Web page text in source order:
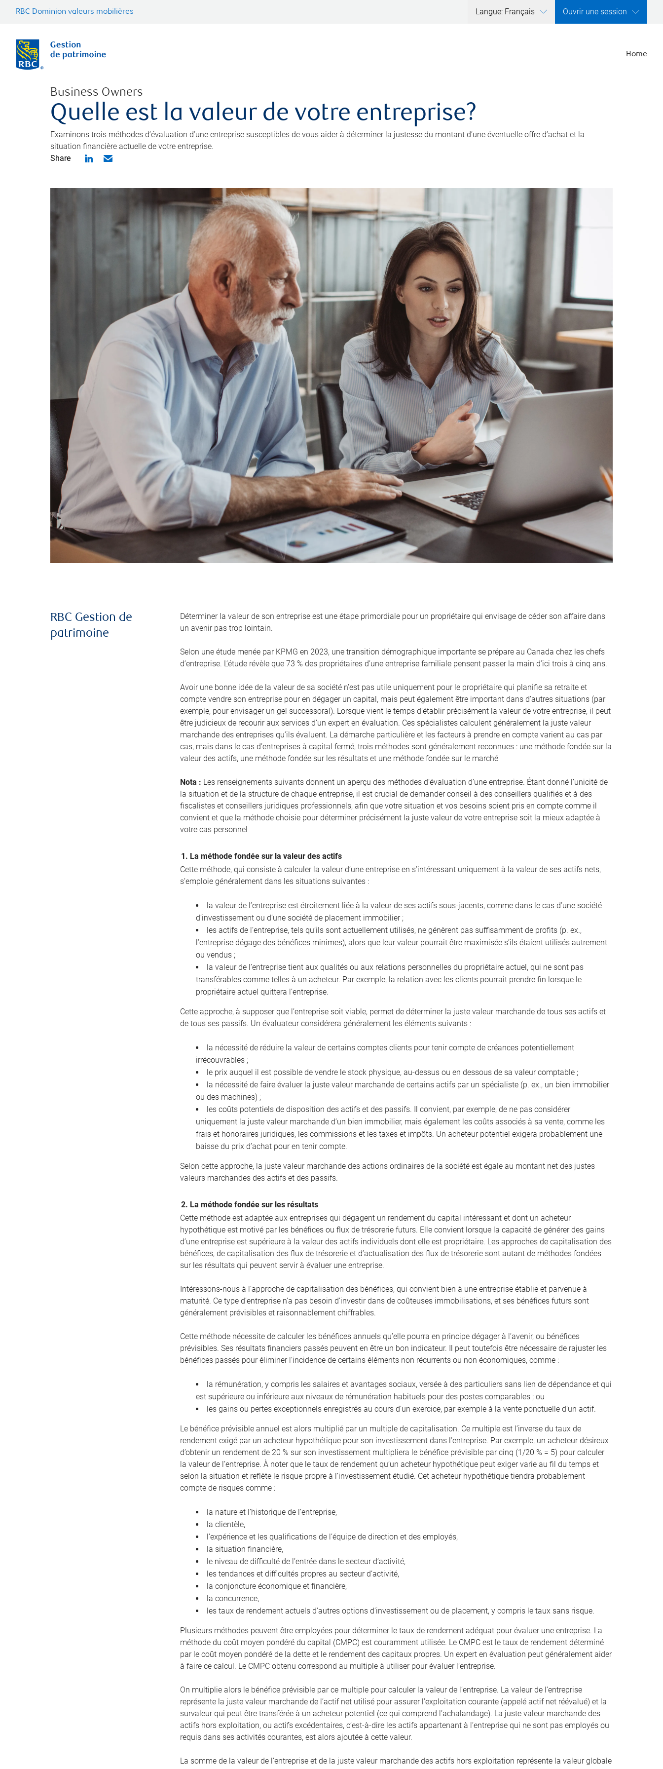
RBC Dominion valeurs mobilières Langue: Français Ouvrir une session
Home
Business Owners
Quelle est la valeur de votre entreprise?
Examinons trois méthodes d’évaluation d’une entreprise susceptibles de vous aider à déterminer la justesse du montant d’une éventuelle offre d’achat et la
situation financière actuelle de votre entreprise.
Share
RBC Gestion de
patrimoine
Déterminer la valeur de son entreprise est une étape primordiale pour un propriétaire qui envisage de céder son affaire dans
un avenir pas trop lointain.
Selon une étude menée par KPMG en 2023, une transition démographique importante se prépare au Canada chez les chefs
d’entreprise. L’étude révèle que 73 % des propriétaires d’une entreprise familiale pensent passer la main d’ici trois à cinq ans.
Avoir une bonne idée de la valeur de sa société n’est pas utile uniquement pour le propriétaire qui planifie sa retraite et
compte vendre son entreprise pour en dégager un capital, mais peut également être important dans d’autres situations (par
exemple, pour envisager un gel successoral). Lorsque vient le temps d’établir précisément la valeur de votre entreprise, il peut
être judicieux de recourir aux services d’un expert en évaluation. Ces spécialistes calculent généralement la juste valeur
marchande des entreprises qu’ils évaluent. La démarche particulière et les facteurs à prendre en compte varient au cas par
cas, mais dans le cas d’entreprises à capital fermé, trois méthodes sont généralement reconnues : une méthode fondée sur la
valeur des actifs, une méthode fondée sur les résultats et une méthode fondée sur le marché
Nota : Les renseignements suivants donnent un aperçu des méthodes d’évaluation d’une entreprise. Étant donné l’unicité de
la situation et de la structure de chaque entreprise, il est crucial de demander conseil à des conseillers qualifiés et à des
fiscalistes et conseillers juridiques professionnels, afin que votre situation et vos besoins soient pris en compte comme il
convient et que la méthode choisie pour déterminer précisément la juste valeur de votre entreprise soit la mieux adaptée à
votre cas personnel
1. La méthode fondée sur la valeur des actifs
Cette méthode, qui consiste à calculer la valeur d’une entreprise en s’intéressant uniquement à la valeur de ses actifs nets,
s’emploie généralement dans les situations suivantes :
la valeur de l’entreprise est étroitement liée à la valeur de ses actifs sous-jacents, comme dans le cas d’une société
d’investissement ou d’une société de placement immobilier ;
les actifs de l’entreprise, tels qu’ils sont actuellement utilisés, ne génèrent pas suffisamment de profits (p. ex.,
l’entreprise dégage des bénéfices minimes), alors que leur valeur pourrait être maximisée s’ils étaient utilisés autrement
ou vendus ;
la valeur de l’entreprise tient aux qualités ou aux relations personnelles du propriétaire actuel, qui ne sont pas
transférables comme telles à un acheteur. Par exemple, la relation avec les clients pourrait prendre fin lorsque le
propriétaire actuel quittera l’entreprise.
Cette approche, à supposer que l’entreprise soit viable, permet de déterminer la juste valeur marchande de tous ses actifs et
de tous ses passifs. Un évaluateur considérera généralement les éléments suivants :
la nécessité de réduire la valeur de certains comptes clients pour tenir compte de créances potentiellement
irrécouvrables ;
le prix auquel il est possible de vendre le stock physique, au-dessus ou en dessous de sa valeur comptable ;
la nécessité de faire évaluer la juste valeur marchande de certains actifs par un spécialiste (p. ex., un bien immobilier
ou des machines) ;
les coûts potentiels de disposition des actifs et des passifs. Il convient, par exemple, de ne pas considérer
uniquement la juste valeur marchande d’un bien immobilier, mais également les coûts associés à sa vente, comme les
frais et honoraires juridiques, les commissions et les taxes et impôts. Un acheteur potentiel exigera probablement une
baisse du prix d’achat pour en tenir compte.
Selon cette approche, la juste valeur marchande des actions ordinaires de la société est égale au montant net des justes
valeurs marchandes des actifs et des passifs.
2. La méthode fondée sur les résultats
Cette méthode est adaptée aux entreprises qui dégagent un rendement du capital intéressant et dont un acheteur
hypothétique est motivé par les bénéfices ou flux de trésorerie futurs. Elle convient lorsque la capacité de générer des gains
d’une entreprise est supérieure à la valeur des actifs individuels dont elle est propriétaire. Les approches de capitalisation des
bénéfices, de capitalisation des flux de trésorerie et d’actualisation des flux de trésorerie sont autant de méthodes fondées
sur les résultats qui peuvent servir à évaluer une entreprise.
Intéressons-nous à l’approche de capitalisation des bénéfices, qui convient bien à une entreprise établie et parvenue à
maturité. Ce type d’entreprise n’a pas besoin d’investir dans de coûteuses immobilisations, et ses bénéfices futurs sont
généralement prévisibles et raisonnablement chiffrables.
Cette méthode nécessite de calculer les bénéfices annuels qu’elle pourra en principe dégager à l’avenir, ou bénéfices
prévisibles. Ses résultats financiers passés peuvent en être un bon indicateur. Il peut toutefois être nécessaire de rajuster les
bénéfices passés pour éliminer l’incidence de certains éléments non récurrents ou non économiques, comme :
la rémunération, y compris les salaires et avantages sociaux, versée à des particuliers sans lien de dépendance et qui
est supérieure ou inférieure aux niveaux de rémunération habituels pour des postes comparables ; ou
les gains ou pertes exceptionnels enregistrés au cours d’un exercice, par exemple à la vente ponctuelle d’un actif.
Le bénéfice prévisible annuel est alors multiplié par un multiple de capitalisation. Ce multiple est l’inverse du taux de
rendement exigé par un acheteur hypothétique pour son investissement dans l’entreprise. Par exemple, un acheteur désireux
d’obtenir un rendement de 20 % sur son investissement multipliera le bénéfice prévisible par cinq (1/20 % = 5) pour calculer
la valeur de l’entreprise. À noter que le taux de rendement qu’un acheteur hypothétique peut exiger varie au fil du temps et
selon la situation et reflète le risque propre à l’investissement étudié. Cet acheteur hypothétique tiendra probablement
compte de risques comme :
la nature et l’historique de l’entreprise,
la clientèle,
l’expérience et les qualifications de l’équipe de direction et des employés,
la situation financière,
le niveau de difficulté de l’entrée dans le secteur d’activité,
les tendances et difficultés propres au secteur d’activité,
la conjoncture économique et financière,
la concurrence,
les taux de rendement actuels d’autres options d’investissement ou de placement, y compris le taux sans risque.
Plusieurs méthodes peuvent être employées pour déterminer le taux de rendement adéquat pour évaluer une entreprise. La
méthode du coût moyen pondéré du capital (CMPC) est couramment utilisée. Le CMPC est le taux de rendement déterminé
par le coût moyen pondéré de la dette et le rendement des capitaux propres. Un expert en évaluation peut généralement aider
à faire ce calcul. Le CMPC obtenu correspond au multiple à utiliser pour évaluer l’entreprise.
On multiplie alors le bénéfice prévisible par ce multiple pour calculer la valeur de l’entreprise. La valeur de l’entreprise
représente la juste valeur marchande de l’actif net utilisé pour assurer l’exploitation courante (appelé actif net réévalué) et la
survaleur qui peut être transférée à un acheteur potentiel (ce qui comprend l’achalandage). La juste valeur marchande des
actifs hors exploitation, ou actifs excédentaires, c’est-à-dire les actifs appartenant à l’entreprise qui ne sont pas employés ou
requis dans ses activités courantes, est alors ajoutée à cette valeur.
La somme de la valeur de l’entreprise et de la juste valeur marchande des actifs hors exploitation représente la valeur globale